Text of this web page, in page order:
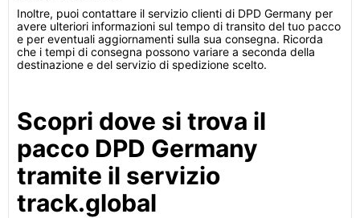
Inoltre, puoi contattare il servizio clienti di DPD Germany per
avere ulteriori informazioni sul tempo di transito del tuo pacco
e per eventuali aggiornamenti sulla sua consegna. Ricorda
che i tempi di consegna possono variare a seconda della
destinazione e del servizio di spedizione scelto.
Scopri dove si trova il
pacco DPD Germany
tramite il servizio
track.global